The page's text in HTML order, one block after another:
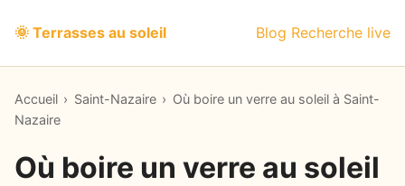
🌞 Terrasses au soleil Blog Recherche live
Accueil › Saint-Nazaire › Où boire un verre au soleil à Saint-
Nazaire
Où boire un verre au soleil